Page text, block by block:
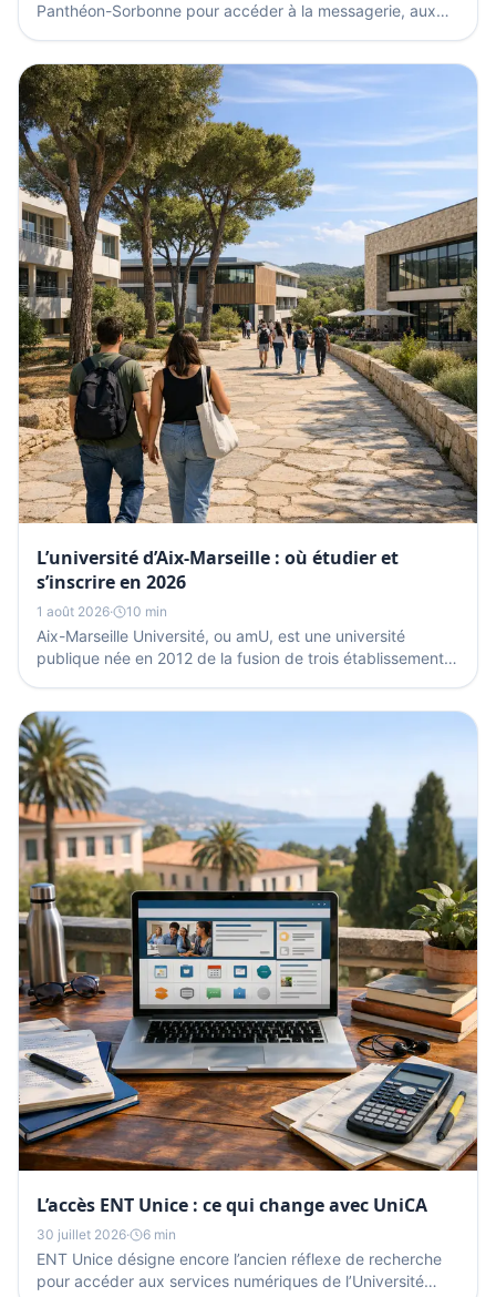
Panthéon-Sorbonne pour accéder à la messagerie, aux
L’université d’Aix-Marseille : où étudier et
s’inscrire en 2026
1 août 2026· 10 min
Aix-Marseille Université, ou amU, est une université
publique née en 2012 de la fusion de trois établissements
L’accès ENT Unice : ce qui change avec UniCA
30 juillet 2026· 6 min
ENT Unice désigne encore l’ancien réflexe de recherche
pour accéder aux services numériques de l’Université